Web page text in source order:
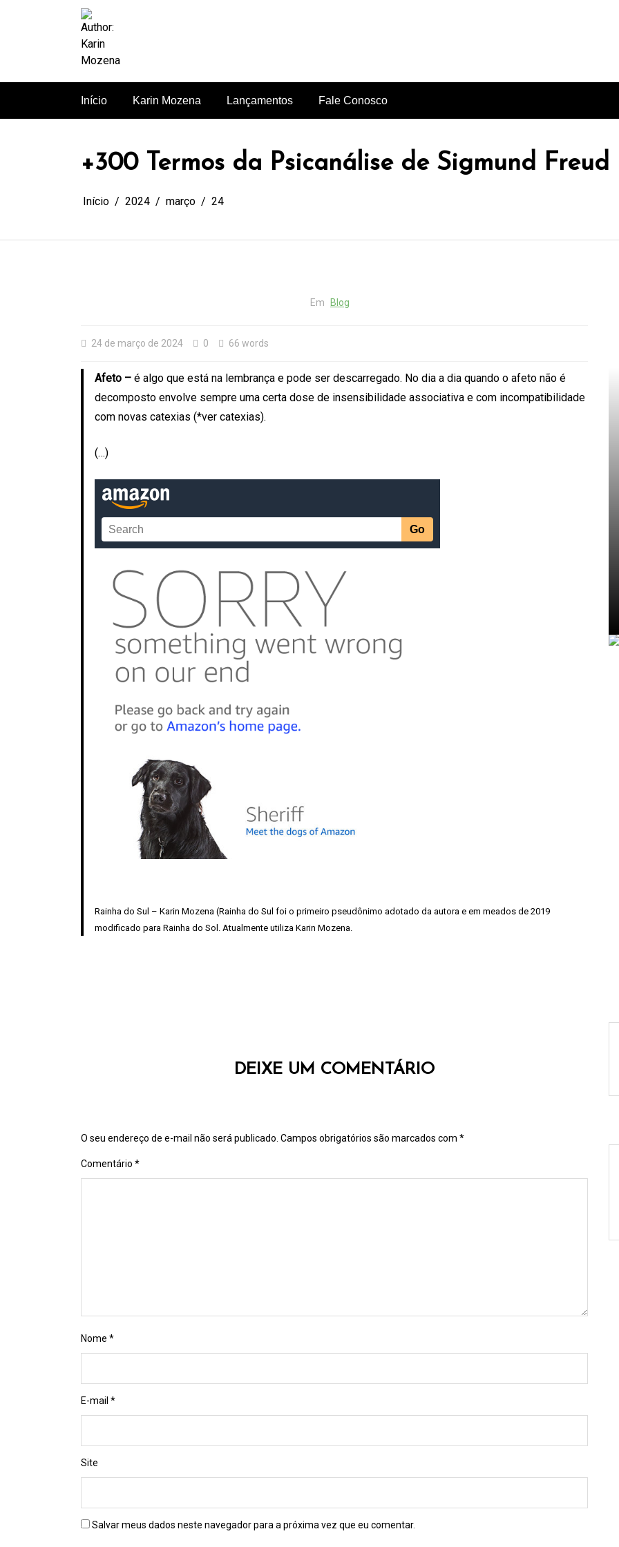
Início Karin Mozena Lançamentos Fale Conosco
+300 Termos da Psicanálise de Sigmund Freud
Início 2024 março 24
Em Blog
24 de março de 2024 0 66 words
Afeto – é algo que está na lembrança e pode ser descarregado. No dia a dia quando o afeto não é
decomposto envolve sempre uma certa dose de insensibilidade associativa e com incompatibilidade
com novas catexias (*ver catexias).
(…)
Rainha do Sul – Karin Mozena (Rainha do Sul foi o primeiro pseudônimo adotado da autora e em meados de 2019
modificado para Rainha do Sol. Atualmente utiliza Karin Mozena.
DEIXE UM COMENTÁRIO
O seu endereço de e-mail não será publicado. Campos obrigatórios são marcados com *
Comentário *
Nome *
E-mail *
Site
Salvar meus dados neste navegador para a próxima vez que eu comentar.